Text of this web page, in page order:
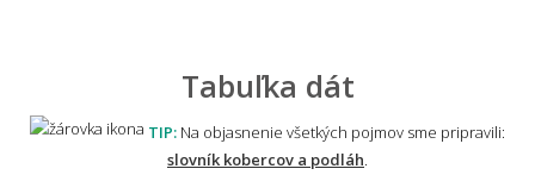
Tabuľka dát
TIP: Na objasnenie všetkých pojmov sme pripravili:
slovník kobercov a podláh